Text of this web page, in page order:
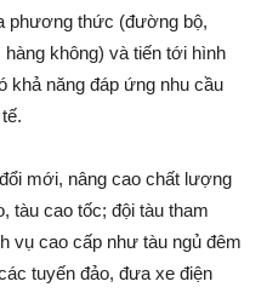
phương thức (đường bộ,
không) và tiến tới hình
khả năng đáp ứng nhu cầu
mới, nâng cao chất lượng
tàu cao tốc; đội tàu tham
vụ cao cấp như tàu ngủ đêm
tuyến đảo, đưa xe điện